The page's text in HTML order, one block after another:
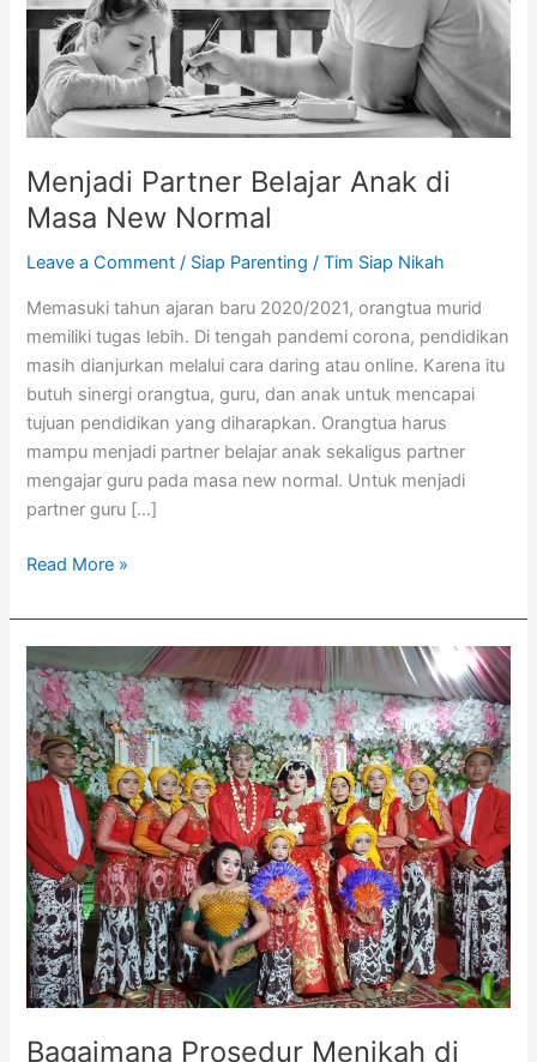
Menjadi Partner Belajar Anak di
Masa New Normal
Leave a Comment / Siap Parenting /Tim Siap Nikah
Memasuki tahun ajaran baru 2020/2021, orangtua murid
memiliki tugas lebih. Di tengah pandemi corona, pendidikan
masih dianjurkan melalui cara daring atau online. Karena itu
butuh sinergi orangtua, guru, dan anak untuk mencapai
tujuan pendidikan yang diharapkan. Orangtua harus
mampu menjadi partner belajar anak sekaligus partner
mengajar guru pada masa new normal. Untuk menjadi
partner guru […]
Normal
Read More »
Bagaimana Prosedur Menikah di
Bagaimana
Prosedur
Menikah
di
Masa
New
Normal?
(2)